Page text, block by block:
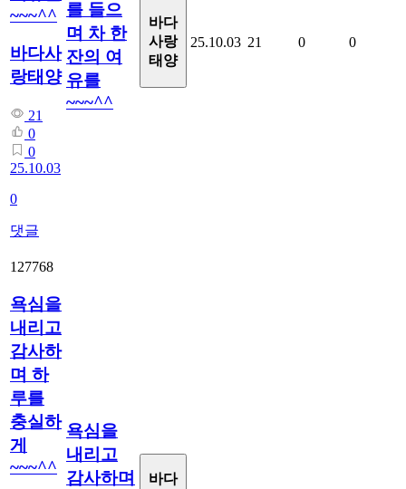
~~~^^
바다사
랑태양
21
0
0
25.10.03
0
댓글
를 들으
며 차 한
잔의 여
유를
~~~^^
바다
사랑
태양
25.10.03 21 0 0
127768
욕심을
내리고
감사하
며 하
루를
충실하
게
~~~^^
욕심을
내리고
감사하며
바다